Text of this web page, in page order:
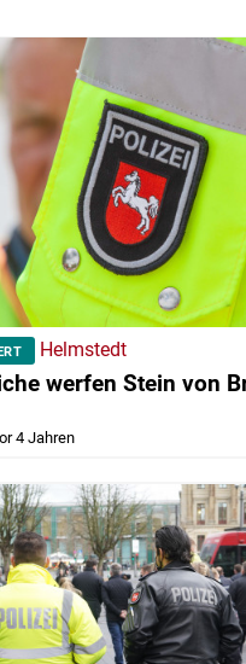
Helmstedt
werfen Stein von
4 Jahren